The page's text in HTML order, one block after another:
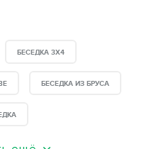
БЕСЕДКА 3Х4
БЕСЕДКА ИЗ БРУСА